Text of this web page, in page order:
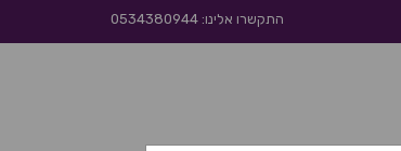
התקשרו אלינו: 0534380944